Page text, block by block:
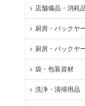
店舗備品・消耗
厨房・バックヤ
厨房・バックヤ
袋・包装資材
洗浄・清掃用品